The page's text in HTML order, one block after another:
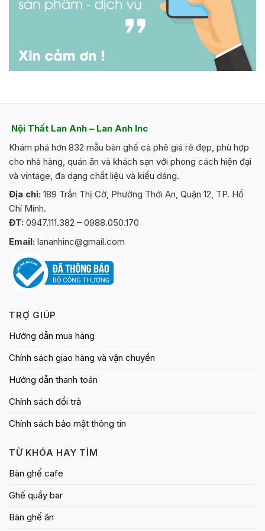
Nội Thất Lan Anh – Lan Anh Inc
Khám phá hơn 832 mẫu bàn ghế cà phê giá rẻ đẹp, phù hợp
cho nhà hàng, quán ăn và khách sạn với phong cách hiện đại
và vintage, đa dạng chất liệu và kiểu dáng.
Địa chỉ: 189 Trần Thị Cờ, Phường Thới An, Quận 12, TP. Hồ
Chí Minh.
ĐT: 0947.111.382 – 0988.050.170
Email: lananhinc@gmail.com
TRỢ GIÚP
Hướng dẫn mua hàng
Chính sách giao hàng và vận chuyển
Hướng dẫn thanh toán
Chính sách đổi trả
Chính sách bảo mật thông tin
TỪ KHÓA HAY TÌM
Bàn ghế cafe
Ghế quầy bar
Bàn ghế ăn